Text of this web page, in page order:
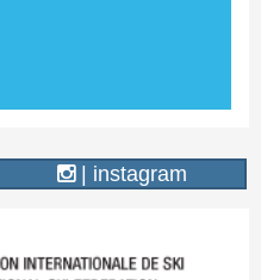
| instagram